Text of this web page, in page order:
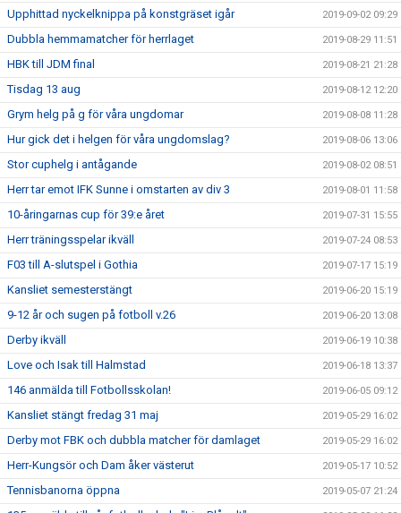
Upphittad nyckelknippa på konstgräset igår 2019-09-02 09:29
Dubbla hemmamatcher för herrlaget 2019-08-29 11:51
HBK till JDM final 2019-08-21 21:28
Tisdag 13 aug 2019-08-12 12:20
Grym helg på g för våra ungdomar 2019-08-08 11:28
Hur gick det i helgen för våra ungdomslag? 2019-08-06 13:06
Stor cuphelg i antågande 2019-08-02 08:51
Herr tar emot IFK Sunne i omstarten av div 3 2019-08-01 11:58
10-åringarnas cup för 39:e året 2019-07-31 15:55
Herr träningsspelar ikväll 2019-07-24 08:53
F03 till A-slutspel i Gothia 2019-07-17 15:19
Kansliet semesterstängt 2019-06-20 15:19
9-12 år och sugen på fotboll v.26 2019-06-20 13:08
Derby ikväll 2019-06-19 10:38
Love och Isak till Halmstad 2019-06-18 13:37
146 anmälda till Fotbollsskolan! 2019-06-05 09:12
Kansliet stängt fredag 31 maj 2019-05-29 16:02
Derby mot FBK och dubbla matcher för damlaget 2019-05-29 16:02
Herr-Kungsör och Dam åker västerut 2019-05-17 10:52
Tennisbanorna öppna 2019-05-07 21:24